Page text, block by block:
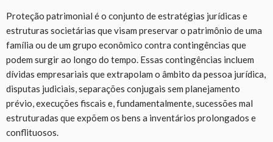
Proteção patrimonial é o conjunto de estratégias jurídicas e
estruturas societárias que visam preservar o patrimônio de uma
família ou de um grupo econômico contra contingências que
podem surgir ao longo do tempo. Essas contingências incluem
dívidas empresariais que extrapolam o âmbito da pessoa jurídica,
disputas judiciais, separações conjugais sem planejamento
prévio, execuções fiscais e, fundamentalmente, sucessões mal
estruturadas que expõem os bens a inventários prolongados e
conflituosos.